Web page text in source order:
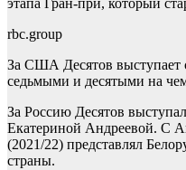
этапа Гран-при, который
rbc.group
За США Десятов выступает
седьмыми и десятыми на
За Россию Десятов
Екатериной Андреевой. С
(2021/22) представлял
страны.